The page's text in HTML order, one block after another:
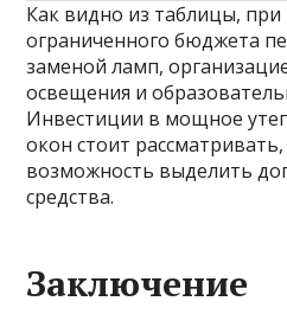
Как видно из таблицы, при
ограниченного бюджета
заменой ламп,
освещения и
Инвестиции в мощное
окон стоит рассматривать,
возможность выделить
средства.
Заключение